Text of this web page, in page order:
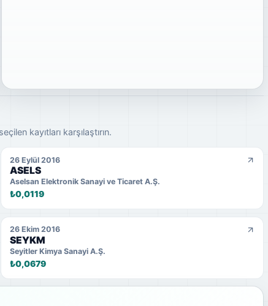
kayıtları karşılaştırın.
26 Eylül 2016
ASELS
Aselsan Elektronik Sanayi ve Ticaret A.Ş.
₺0,0119
26 Ekim 2016
SEYKM
Seyitler Kimya Sanayi A.Ş.
₺0,0679